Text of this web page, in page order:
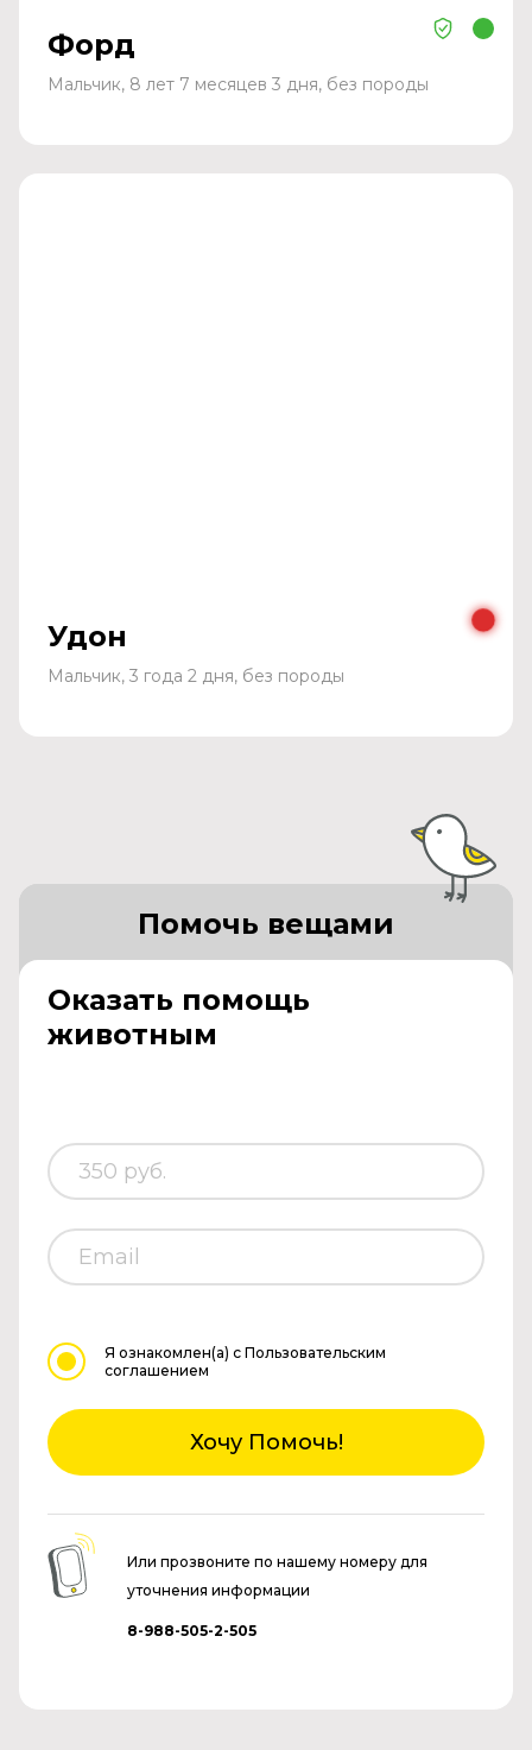
Форд
Мальчик, 8 лет 7 месяцев 3 дня, без породы
Удон
Мальчик, 3 года 2 дня, без породы
Оказать помощь
животным
Помочь вещами
Я ознакомлен(а) с Пользовательским
соглашением
Хочу Помочь!
Или прозвоните по нашему номеру для
уточнения информации
8-988-505-2-505